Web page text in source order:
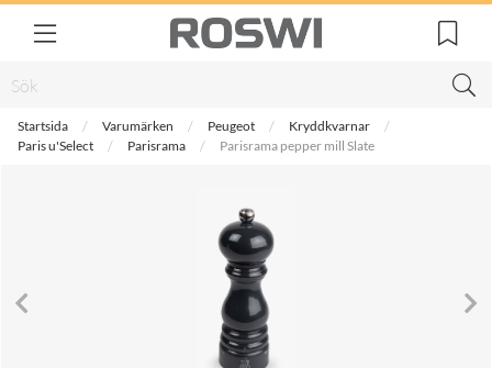
Startsida Varumärken Peugeot
Kryddkvarnar
Paris u'Select
Parisrama Parisrama pepper mill Slate